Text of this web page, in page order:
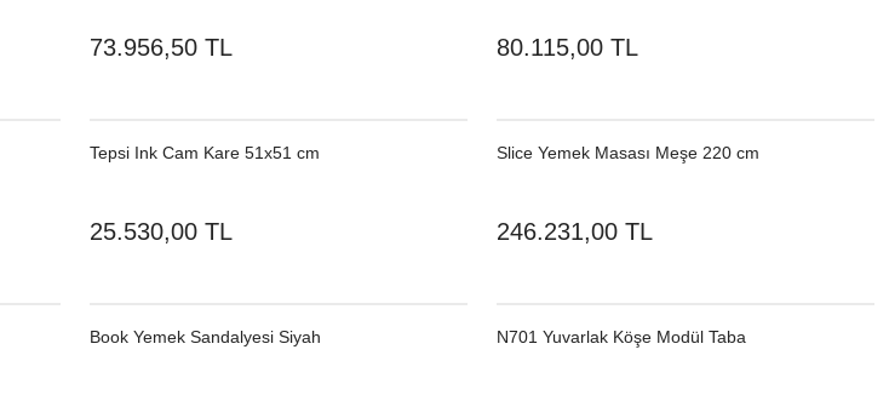
73.956,50 TL 80.115,00 TL
Tepsi Ink Cam Kare 51x51 cm
25.530,00 TL
Slice Yemek Masası Meşe 220 cm
246.231,00 TL
Book Yemek Sandalyesi Siyah N701 Yuvarlak Köşe Modül Taba